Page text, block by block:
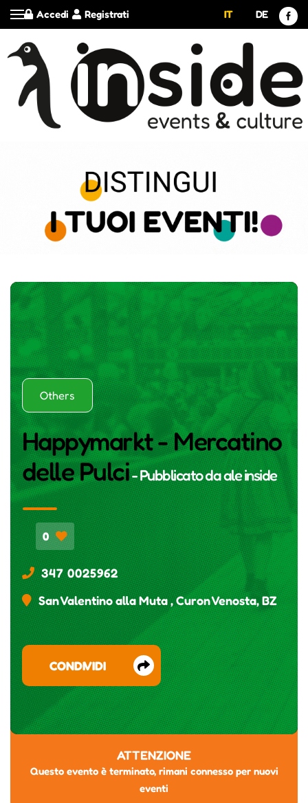
Registrati
Accedi IT DE
Others
Happymarkt - Mercatino
delle Pulci- Pubblicato daale inside
0
347 0025962
San Valentino alla Muta , Curon Venosta, BZ
CONDIVIDI
ATTENZIONE
Questo evento è terminato, rimani connesso per nuovi
eventi